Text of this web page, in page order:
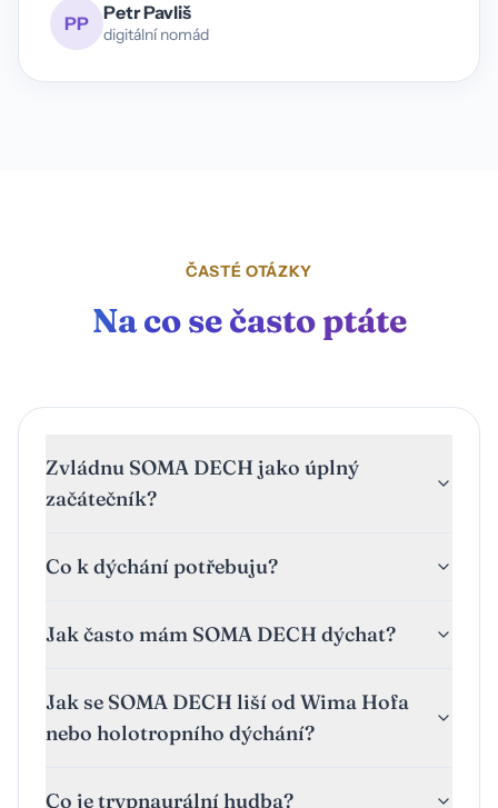
PP Petr Pavliš
digitální nomád
ČASTÉ OTÁZKY
Na co se často ptáte
Zvládnu SOMA DECH jako úplný
začátečník?
Co k dýchání potřebuju?
Jak často mám SOMA DECH dýchat?
Jak se SOMA DECH liší od Wima Hofa
nebo holotropního dýchání?
Co je trypnaurální hudba?